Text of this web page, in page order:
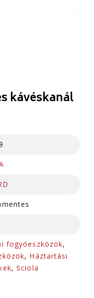
kávéskanál
fogyóeszközök,
, Háztartási
,Sciola